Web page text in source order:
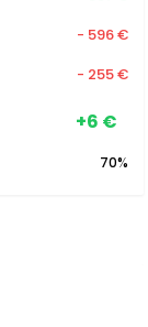
- 596 €
- 255 €
+6 €
70%